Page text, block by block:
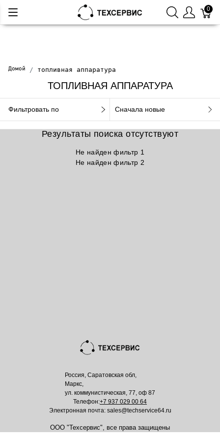
0
Домой топливная аппаратура
ТОПЛИВНАЯ АППАРАТУРА
Фильтровать по Сначала новые
Результаты поиска отсутствуют
Не найден фильтр 1
Не найден фильтр 2
Россия, Саратовская обл,
Маркс,
ул. коммунистическая, 77, оф 87
Телефон:+7 937 029 00 64
Электронная почта: sales@techservice64.ru
ООО "Техсервис", все права защищены